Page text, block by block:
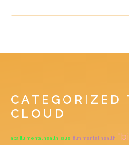
CATEGORIZED
CLOUD
apa itu mental health issue film mental health